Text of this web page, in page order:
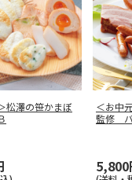
松澤の笹かまぼ
＜お中
監修 バ
5,800